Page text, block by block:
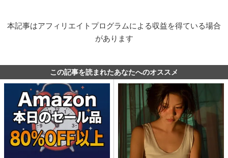
本記事はアフィリエイトプログラムによる収益を得ている場合
があります
この記事を読まれたあなたへのオススメ